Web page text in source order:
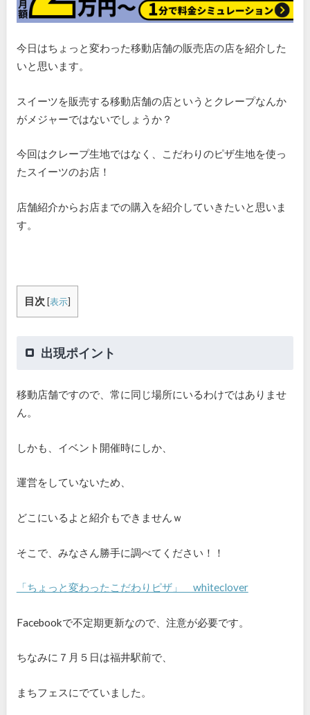
今日はちょっと変わった移動店舗の販売店の店を紹介した
いと思います。
スイーツを販売する移動店舗の店というとクレープなんか
がメジャーではないでしょうか？
今回はクレープ生地ではなく、こだわりのピザ生地を使っ
たスイーツのお店！
店舗紹介からお店までの購入を紹介していきたいと思いま
す。
目次 [表示]
出現ポイント
移動店舗ですので、常に同じ場所にいるわけではありませ
ん。
しかも、イベント開催時にしか、
運営をしていないため、
どこにいるよと紹介もできませんｗ
そこで、みなさん勝手に調べてください！！
「ちょっと変わったこだわりピザ」 whiteclover
Facebookで不定期更新なので、注意が必要です。
ちなみに７月５日は福井駅前で、
まちフェスにでていました。